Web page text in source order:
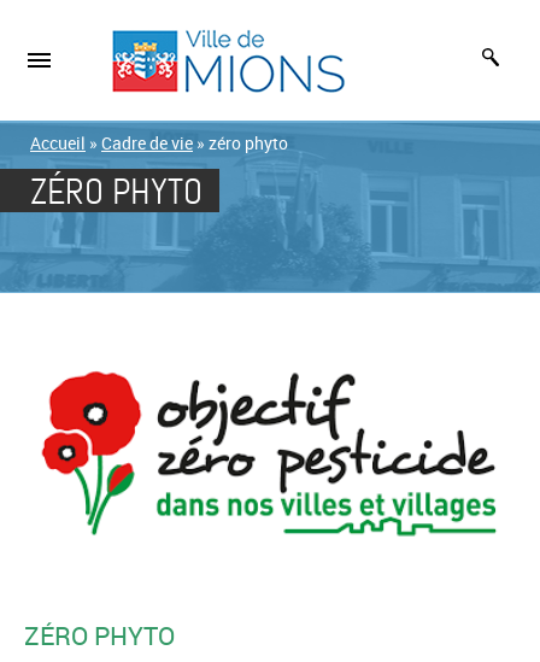
Accueil » Cadre de vie » zéro phyto
ZÉRO PHYTO
ZÉRO PHYTO